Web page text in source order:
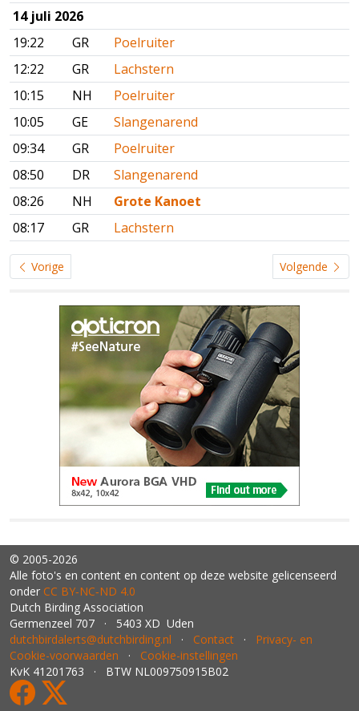
14 juli 2026
19:22
GR
Poelruiter
12:22
GR
Lachstern
10:15
NH
Poelruiter
10:05
GE
Slangenarend
09:34
GR
Poelruiter
08:50
DR
Slangenarend
08:26
NH
Grote Kanoet
08:17
GR Lachstern
Vorige Volgende
© 2005-2026
Alle foto's en content en content op deze website gelicenseerd
onder CC BY‑NC‑ND 4.0
Dutch Birding Association
Germenzeel 707 · 5403 XD Uden
dutchbirdalerts@dutchbirding.nl · Contact · Privacy- en
Cookie-voorwaarden · Cookie-instellingen
KvK 41201763 · BTW NL009750915B02